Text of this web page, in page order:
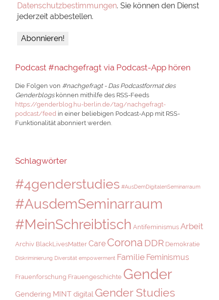
Datenschutzbestimmungen. Sie können den Dienst
jederzeit abbestellen.
Podcast #nachgefragt via Podcast-App hören
Die Folgen von #nachgefragt - Das Podcastformat des
Genderblogskönnen mithilfe des RSS-Feeds
https://genderblog.hu-berlin.de/tag/nachgefragt-
podcast/feed in einer beliebigen Podcast-App mit RSS-
Funktionalität abonniert werden.
Schlagwörter
#4genderstudies #AusDemDigitalenSeminarraum
#AusdemSeminarraum
#MeinSchreibtisch Antifeminismus Arbeit
Archiv BlackLivesMatter Care Corona DDR Demokratie
Diskriminierung Diversität empowerment Familie Feminismus
Frauenforschung Frauengeschichte Gender
Gendering MINT digital Gender Studies